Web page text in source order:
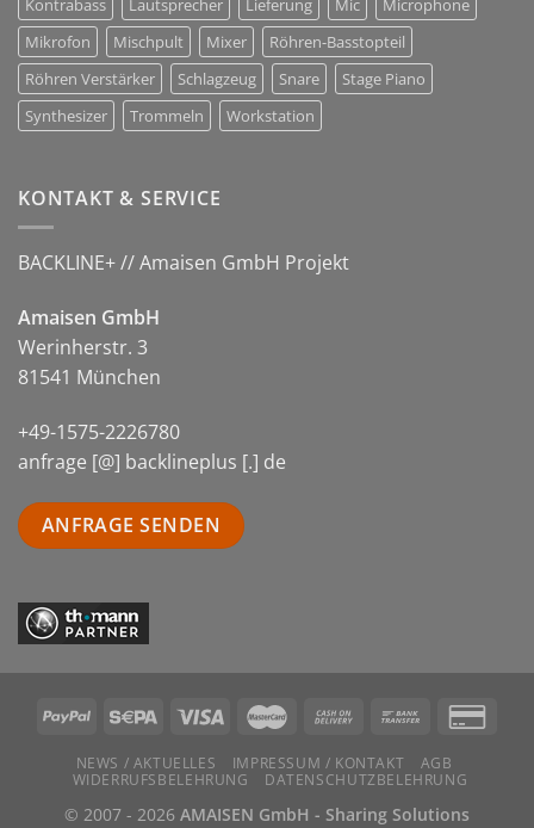
Kontrabass
Lautsprecher Lieferung Mic
Microphone
Mikrofon
Mischpult Mixer
Röhren-Basstopteil
Röhren Verstärker
Schlagzeug Snare
Stage Piano
Synthesizer
Trommeln Workstation
KONTAKT & SERVICE
BACKLINE+ // Amaisen GmbH Projekt
Amaisen GmbH
Werinherstr. 3
81541 München
+49-1575-2226780
anfrage [@] backlineplus [.] de
ANFRAGE SENDEN
NEWS / AKTUELLES IMPRESSUM / KONTAKT
AGB
WIDERRUFSBELEHRUNG
DATENSCHUTZBELEHRUNG
© 2007 - 2026 AMAISEN GmbH - Sharing Solutions